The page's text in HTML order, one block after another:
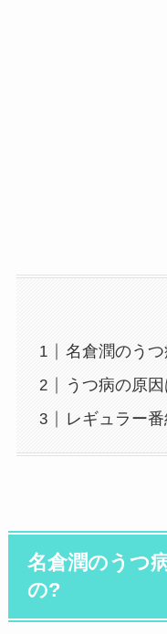
名倉潤のう
うつ病の原因
レギュラー
名倉潤のうつ
の?